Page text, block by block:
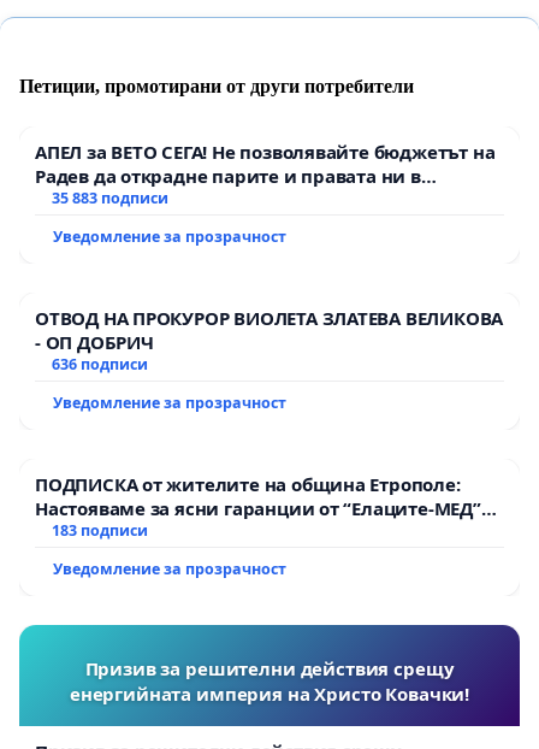
Петиции, промотирани от други потребители
АПЕЛ за ВЕТО СЕГА! Не позволявайте бюджетът на
Радев да открадне парите и правата ни в
тъмното
35 883 подписи
Уведомление за прозрачност
ОТВОД НА ПРОКУРОР ВИОЛЕТА ЗЛАТЕВА ВЕЛИКОВА
- ОП ДОБРИЧ
636 подписи
Уведомление за прозрачност
ПОДПИСКА от жителите на община Етрополе:
Настояваме за ясни гаранции от “Елаците-МЕД”
АД и от държавата, че ще се изпълнят всички
183 подписи
Уведомление за прозрачност
Призив за решителни действия срещу
енергийната империя на Христо Ковачки!